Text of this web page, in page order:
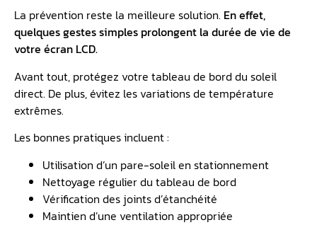
La prévention reste la meilleure solution. En effet,
quelques gestes simples prolongent la durée de vie de
votre écran LCD.
Avant tout, protégez votre tableau de bord du soleil
direct. De plus, évitez les variations de température
extrêmes.
Les bonnes pratiques incluent :
Utilisation d’un pare-soleil en stationnement
Nettoyage régulier du tableau de bord
Vérification des joints d’étanchéité
Maintien d’une ventilation appropriée